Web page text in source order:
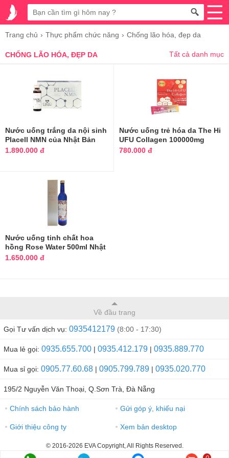
Trang chủ Thực phẩm chức năng Chống lão hóa, đẹp da
CHỐNG LÃO HÓA, ĐẸP DA Tất cả danh mục
Nước uống trắng da nội sinh
Placell NMN của Nhật Bản
hộp 10 chai
1.890.000 đ
Nước uống trẻ hóa da The Hi
UFU Collagen 100000mg
780.000 đ
Nước uống tinh chất hoa
hồng Rose Water 500ml Nhật
Bản
1.650.000 đ
Về đầu trang
Gọi Tư vấn dịch vụ: 0935412179 (8:00 - 17:30)
Mua lẻ gọi: 0935.655.700 | 0935.412.179 | 0935.889.770
Mua sỉ gọi: 0905.77.60.68 | 0905.799.789 | 0935.020.770
195/2 Nguyễn Văn Thoại, Q.Sơn Trà, Đà Nẵng
● Chính sách bảo hành ● Gửi góp ý, khiếu nại
● Giới thiệu công ty ● Xem bản desktop
© 2016-2026 EVA Copyright, All Rights Reserved.